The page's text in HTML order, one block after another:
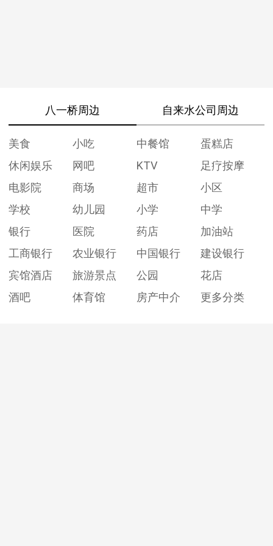
八一桥周边 自来水公司周边
美食 小吃 中餐馆
蛋糕店
休闲娱乐
网吧 KTV
足疗按摩
电影院
商场 超市
小区
学校
幼儿园 小学
中学
银行
医院 药店
加油站
工商银行
农业银行 中国银行
建设银行
宾馆酒店
旅游景点 公园
花店
酒吧
体育馆 房产中介 更多分类